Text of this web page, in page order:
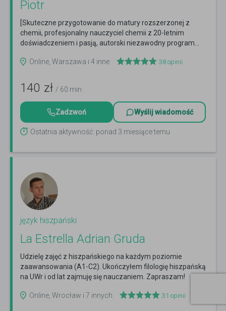
Piotr
[Skuteczne przygotowanie do matury rozszerzonej z
chemii, profesjonalny nauczyciel chemii z 20-letnim
doświadczeniem i pasją, autorski niezawodny program...
Online, Warszawa i 4 inne
38 opinii
140 zł / 60 min
Zadzwoń Wyślij wiadomość
Ostatnia aktywność: ponad 3 miesiące temu
język hiszpański
La Estrella Adrian Gruda
Udzielę zajęć z hiszpańskiego na każdym poziomie
zaawansowania (A1-C2). Ukończyłem filologię hiszpańską
na UWr i od lat zajmuję się nauczaniem. Zapraszam!
Online, Wrocław i 7 innych
31 opinii